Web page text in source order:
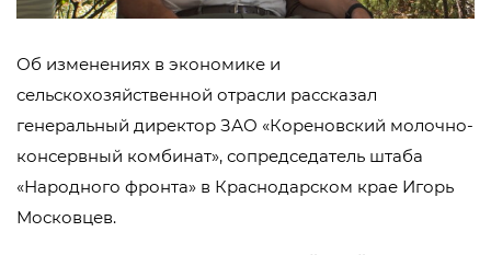
Об изменениях в экономике и
сельскохозяйственной отрасли рассказал
генеральный директор ЗАО «Кореновский молочно-
консервный комбинат», сопредседатель штаба
«Народного фронта» в Краснодарском крае Игорь
Московцев.